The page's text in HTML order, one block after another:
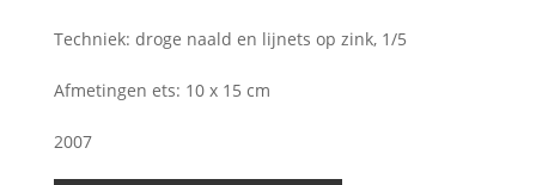
Techniek: droge naald en lijnets op zink, 1/5
Afmetingen ets: 10 x 15 cm
2007